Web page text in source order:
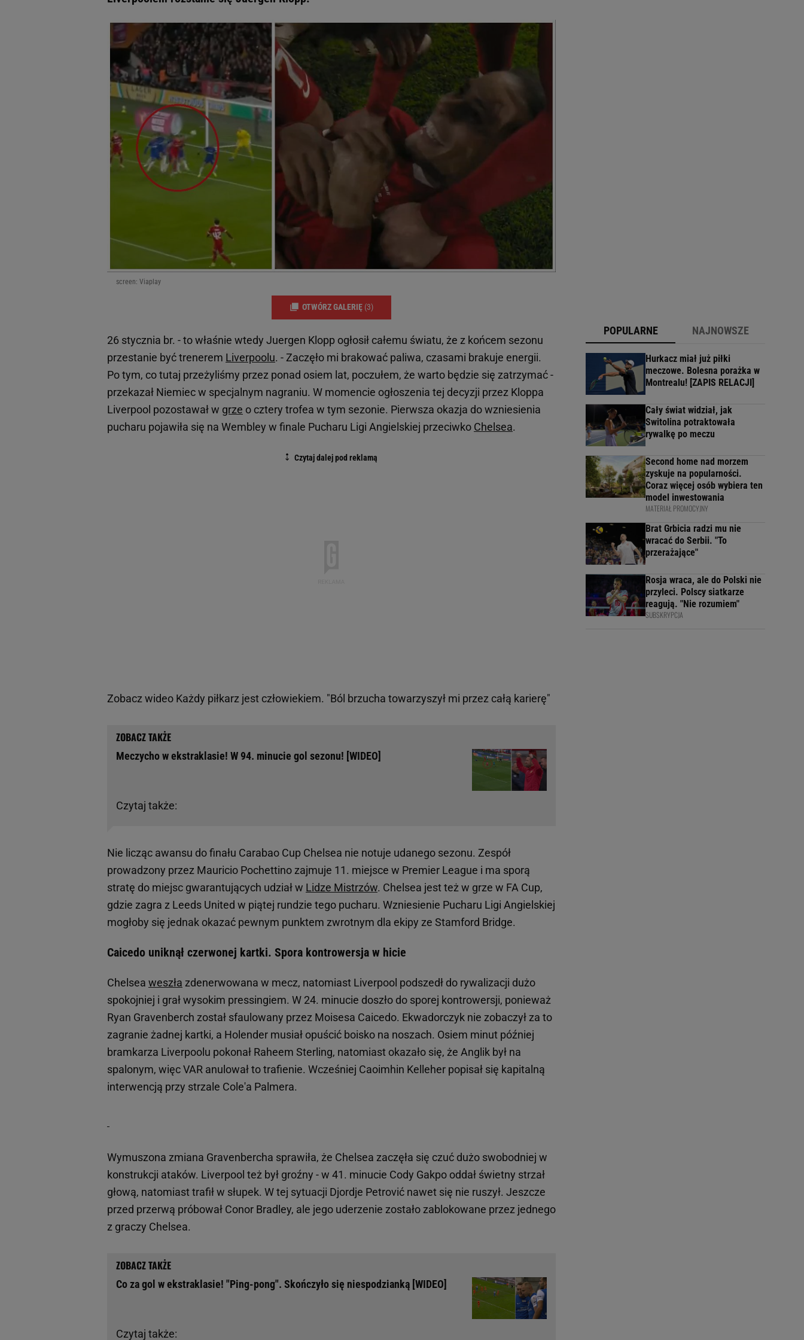
screen: Viaplay
OTWÓRZ GALERIĘ (3)
26 stycznia br. - to właśnie wtedy Juergen Klopp ogłosił całemu światu, że z końcem sezonu
przestanie być trenerem Liverpoolu. - Zaczęło mi brakować paliwa, czasami brakuje energii.
Po tym, co tutaj przeżyliśmy przez ponad osiem lat, poczułem, że warto będzie się zatrzymać -
przekazał Niemiec w specjalnym nagraniu. W momencie ogłoszenia tej decyzji przez Kloppa
Liverpool pozostawał w grze o cztery trofea w tym sezonie. Pierwsza okazja do wzniesienia
pucharu pojawiła się na Wembley w finale Pucharu Ligi Angielskiej przeciwko Chelsea.
Zobacz wideo Każdy piłkarz jest człowiekiem. "Ból brzucha towarzyszył mi przez całą karierę"
Czytaj także:
Meczycho w ekstraklasie! W 94. minucie gol sezonu! [WIDEO]
Nie licząc awansu do finału Carabao Cup Chelsea nie notuje udanego sezonu. Zespół
prowadzony przez Mauricio Pochettino zajmuje 11. miejsce w Premier League i ma sporą
stratę do miejsc gwarantujących udział w Lidze Mistrzów. Chelsea jest też w grze w FA Cup,
gdzie zagra z Leeds United w piątej rundzie tego pucharu. Wzniesienie Pucharu Ligi Angielskiej
mogłoby się jednak okazać pewnym punktem zwrotnym dla ekipy ze Stamford Bridge.
Caicedo uniknął czerwonej kartki. Spora kontrowersja w hicie
Chelsea weszła zdenerwowana w mecz, natomiast Liverpool podszedł do rywalizacji dużo
spokojniej i grał wysokim pressingiem. W 24. minucie doszło do sporej kontrowersji, ponieważ
Ryan Gravenberch został sfaulowany przez Moisesa Caicedo. Ekwadorczyk nie zobaczył za to
zagranie żadnej kartki, a Holender musiał opuścić boisko na noszach. Osiem minut później
bramkarza Liverpoolu pokonał Raheem Sterling, natomiast okazało się, że Anglik był na
spalonym, więc VAR anulował to trafienie. Wcześniej Caoimhin Kelleher popisał się kapitalną
interwencją przy strzale Cole'a Palmera.
Wymuszona zmiana Gravenbercha sprawiła, że Chelsea zaczęła się czuć dużo swobodniej w
konstrukcji ataków. Liverpool też był groźny - w 41. minucie Cody Gakpo oddał świetny strzał
głową, natomiast trafił w słupek. W tej sytuacji Djordje Petrović nawet się nie ruszył. Jeszcze
przed przerwą próbował Conor Bradley, ale jego uderzenie zostało zablokowane przez jednego
z graczy Chelsea.
Czytaj także:
Co za gol w ekstraklasie! "Ping-pong". Skończyło się niespodzianką [WIDEO]
POPULARNE NAJNOWSZE
Hurkacz miał już piłki
meczowe. Bolesna porażka w
Montrealu! [ZAPIS RELACJI]
Cały świat widział, jak
Switolina potraktowała
rywalkę po meczu
Second home nad morzem
zyskuje na popularności.
Coraz więcej osób wybiera ten
model inwestowania
MATERIAŁ PROMOCYJNY
Brat Grbicia radzi mu nie
wracać do Serbii. "To
przerażające"
Rosja wraca, ale do Polski nie
przyleci. Polscy siatkarze
reagują. "Nie rozumiem"
SUBSKRYPCJA